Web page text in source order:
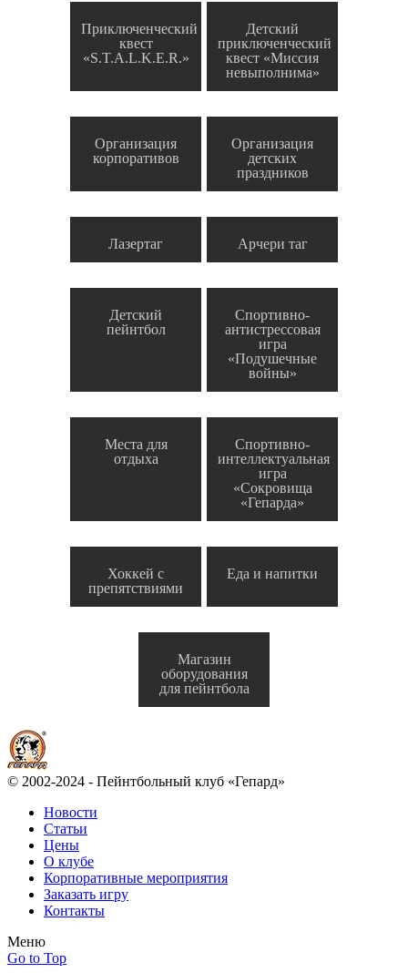
Приключенческий
квест
«S.T.A.L.K.E.R.»
Детский
приключенческий
квест «Миссия
невыполнима»
Организация
корпоративов
Организация
детских
праздников
Лазертаг Арчери таг
Детский
пейнтбол
Спортивно-
антистрессовая
игра
«Подушечные
войны»
Места для
отдыха
Спортивно-
интеллектуальная
игра
«Сокровища
«Гепарда»
Хоккей с
препятствиями
Еда и напитки
Магазин
оборудования
для пейнтбола
© 2002-2024 - Пейнтбольный клуб «Гепард»
Новости
Статьи
Цены
О клубе
Корпоративные мероприятия
Заказать игру
Контакты
Меню
Go to Top